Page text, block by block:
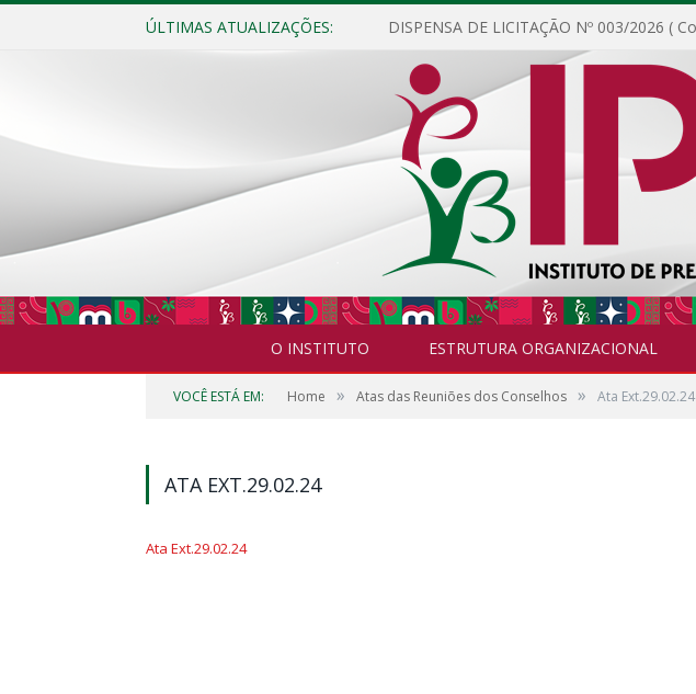
ÚLTIMAS ATUALIZAÇÕES:
O INSTITUTO ESTRUTURA ORGANIZACIONAL
VOCÊ ESTÁ EM: Home » Atas das Reuniões dos Conselhos » Ata Ext.29.02.24
ATA EXT.29.02.24
Ata Ext.29.02.24